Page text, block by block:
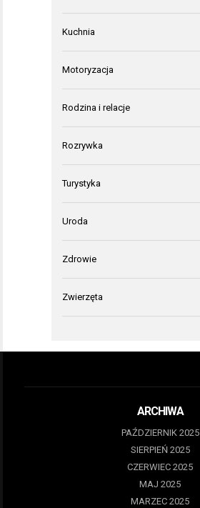
Kuchnia
Motoryzacja
Rodzina i relacje
Rozrywka
Turystyka
Uroda
Zdrowie
Zwierzęta
ARCHIWA
PAŹDZIERNIK 2025
SIERPIEŃ 2025
CZERWIEC 2025
MAJ 2025
MARZEC 2025